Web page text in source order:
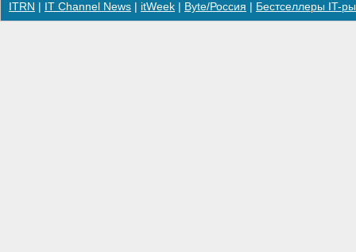
ITRN IT Channel News itWeek Byte/Россия Бестселлеры IT-